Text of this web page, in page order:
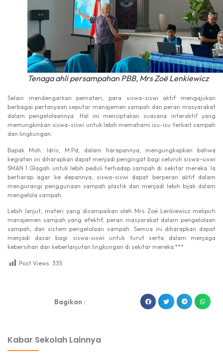
Tenaga ahli persampahan PBB, Mrs Zoë Lenkiewicz
Selain mendengarkan pemateri, para siswa-siswi aktif mengajukan
berbagai pertanyaan seputar manajemen sampah dan peran masyarakat
dalam pengelolaannya. Hal ini menciptakan suasana interaktif yang
memungkinkan siswa-siswi untuk lebih memahami isu-isu terkait sampah
dan lingkungan.
Bapak Moh. Idris, M.Pd, dalam harapannya, mengungkapkan bahwa
kegiatan ini diharapkan dapat menjadi pengingat bagi seluruh siswa-siswi
SMAN 1 Glagah untuk lebih peduli terhadap sampah di sekitar mereka. Ia
berharap agar ke depannya, siswa-siswi dapat berperan aktif dalam
mengurangi penggunaan sampah plastik dan menjadi lebih bijak dalam
mengelola sampah.
Lebih lanjut, materi yang disampaikan oleh Mrs Zoë Lenkiewicz meliputi
manajemen sampah yang efektif, peran masyarakat dalam pengelolaan
sampah, dan sistem pengelolaan sampah. Semua ini diharapkan dapat
menjadi dasar bagi siswa-siswi untuk turut serta dalam menjaga
kebersihan dan keberlanjutan lingkungan di sekitar mereka.***
Post Views: 335
Bagikan :
Kabar Sekolah Lainnya